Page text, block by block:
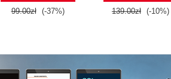
99.00zł (-37%) 139.00zł (-10%)